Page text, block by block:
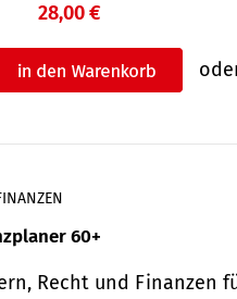
28,00 €
60+
Recht und Finanzen